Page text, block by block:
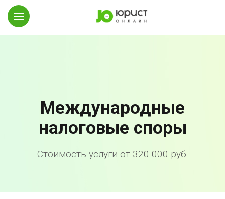
Международные
налоговые споры
Стоимость услуги от 320 000 руб.